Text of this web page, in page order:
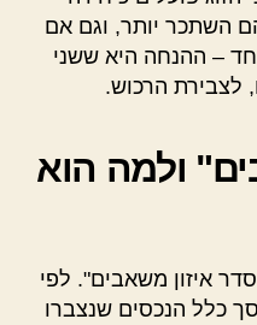
השתכר יותר, וגם אם
– ההנחה היא ששני
לצבירת הרכוש.
ולמה הוא
איזון משאבים". לפי
כלל הנכסים שנצברו